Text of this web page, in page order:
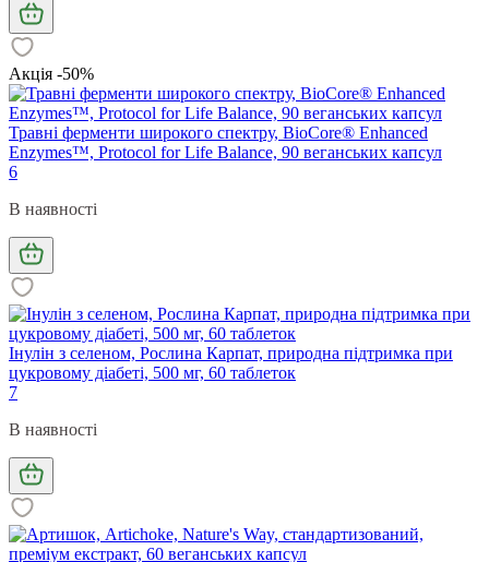
Акція -50%
Травні ферменти широкого спектру, BioCore® Enhanced
Enzymes™, Protocol for Life Balance, 90 веганських капсул
6
В наявності
Інулін з селеном, Рослина Карпат, природна підтримка при
цукровому діабеті, 500 мг, 60 таблеток
7
В наявності